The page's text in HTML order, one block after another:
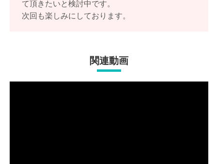
て頂きたいと検討中です。
次回も楽しみにしております。
関連動画